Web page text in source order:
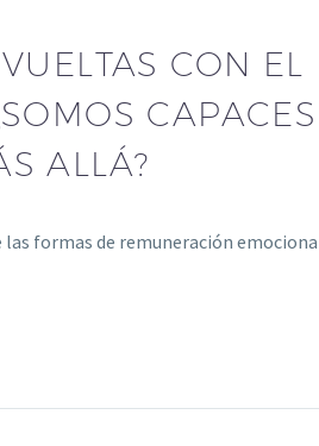
CON EL
CAPACES
ALLÁ?
las formas de remuneración